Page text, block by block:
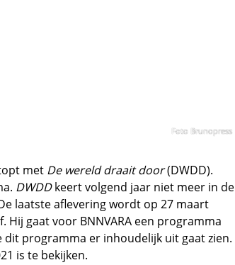
Foto Brunopress
met De wereld draait door(DWDD).
DWDDkeert volgend jaar niet meer in de
laatste aflevering wordt op 27 maart
Hij gaat voor BNNVARA een programma
dit programma er inhoudelijk uit gaat zien.
is te bekijken.